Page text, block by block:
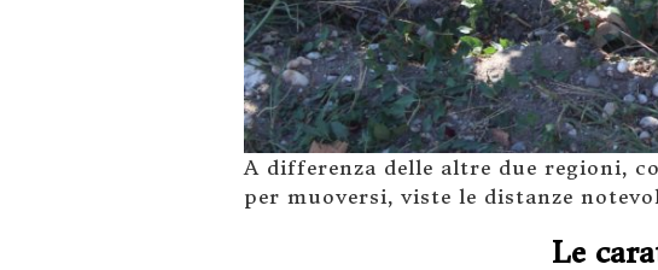
A differenza delle altre due regioni,
per muoversi, viste le distanze
Le